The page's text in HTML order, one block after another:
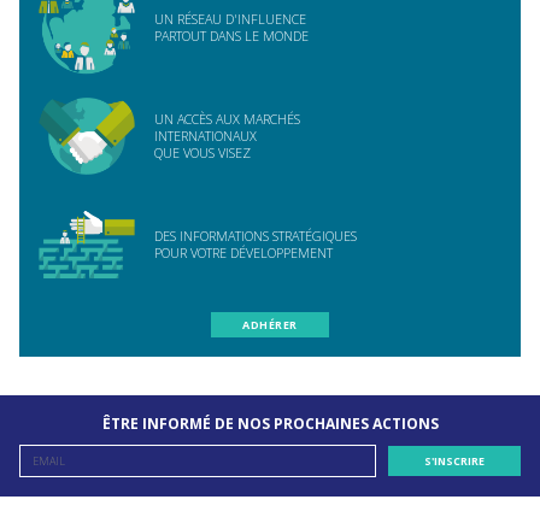
UN RÉSEAU D'INFLUENCE
PARTOUT DANS LE MONDE
UN ACCÈS AUX MARCHÉS
INTERNATIONAUX
QUE VOUS VISEZ
DES INFORMATIONS STRATÉGIQUES
POUR VOTRE DÉVELOPPEMENT
ADHÉRER
ÊTRE INFORMÉ DE NOS PROCHAINES ACTIONS